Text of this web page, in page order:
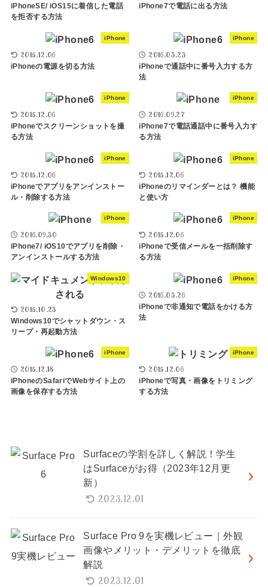
iPhoneSE/ iOS15に着信した電話
を拒否する方法
iPhone7で電話に出る方法
iPhone
2015.12.06
iPhoneの電源を切る方法
iPhone
2016.03.23
iPhoneで通話中に番号入力する方
法
iPhone
2015.12.06
iPhoneでスクリーンショットを撮
る方法
iPhone
2016.09.27
iPhone7で電話通話中に番号入力す
る方法
iPhone
2015.12.06
iPhoneでアプリをアンインストー
ル・削除する方法
iPhone
2015.12.06
iPhoneのリマインダーとは？ 機能
と使い方
iPhone
2016.09.30
iPhone7/ iOS10でアプリを削除・
アンインストールする方法
iPhone
2015.12.06
iPhoneで受信メールを一括削除す
る方法
Windows10
2015.10.23
Windows10でシャットダウン・ス
リープ・再起動方法
iPhone
2016.03.26
iPhoneで非通知で電話をかける方
法
iPhone
2015.12.18
iPhoneのSafariでWebサイト上の
画像を保存する方法
iPhone
2015.12.06
iPhoneで写真・画像をトリミング
する方法
Surfaceの学割を詳しく解説！学生
はSurfaceがお得（2023年12月更
新）
2023.12.01
Surface Pro 9を実機レビュー｜外観
画像やメリット・デメリットを徹底
解説
2023.12.01